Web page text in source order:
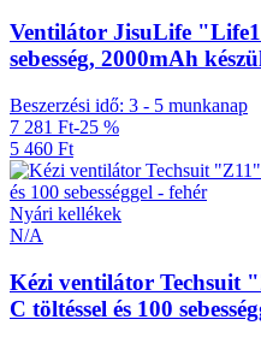
Ventilátor JisuLife
sebesség, 2000mAh
Beszerzési idő: 3 - 5 munkanap
7 281 Ft-25 %
5 460 Ft
Nyári kellékek
N/A
Kézi ventilátor Techsuit
C töltéssel és 100